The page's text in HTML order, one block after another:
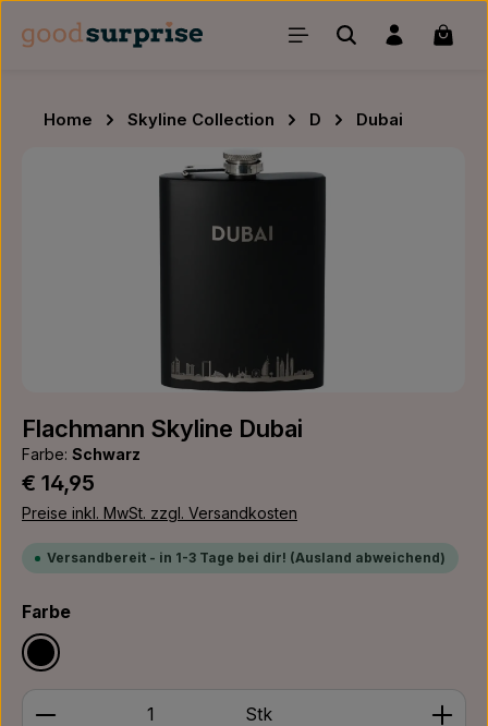
Zum Hauptinhalt springen
Home Skyline Collection D
Dubai
Flachmann Skyline Dubai
Farbe: Schwarz
Regulärer Preis:
€ 14,95
Preise inkl. MwSt. zzgl. Versandkosten
Versandbereit - in 1-3 Tage bei dir! (Ausland abweichend)
Farbeauswählen
Schwarz
Produkt Anzahl: Gib den gewünschten Wert ein
Stk